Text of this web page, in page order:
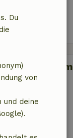
bij Dokkum
Du
von
und deine